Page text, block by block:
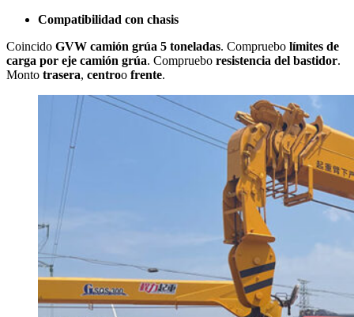
Compatibilidad con chasis
Coincido GVW camión grúa 5 toneladas. Compruebo límites de
carga por eje camión grúa. Compruebo resistencia del bastidor.
Monto trasera, centroo frente.